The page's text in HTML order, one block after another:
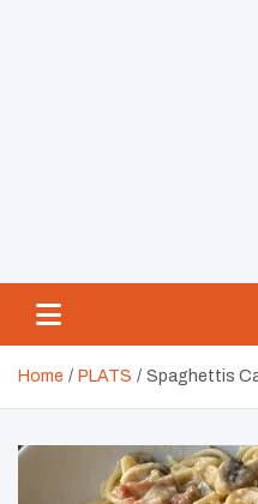
Home PLATS Spaghettis